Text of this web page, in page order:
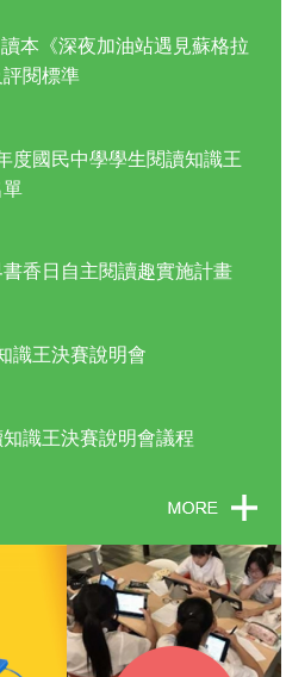
本《深夜加油站遇見蘇格拉
閱標準
度國民中學學生閱讀知識王
單
香日自主閱讀趣實施計畫
識王決賽說明會
知識王決賽說明會議程